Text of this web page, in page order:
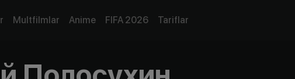
Multfilmlar Anime FIFA 2026 Tariflar